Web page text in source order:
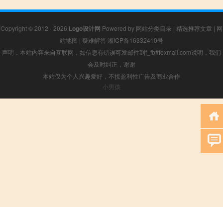
Copyright © 2012 - 2026 Logo设计网 Powered by 网站分类目录 | 精选推荐文章 | 网
站地图 | 疑难解答 湘ICP备16332410号
声明：本站内容来自互联网，如信息有错误可发邮件到f_fb#foxmail.com说明，我们
会及时纠正，谢谢
本站仅为个人兴趣爱好，不接盈利性广告及商业合作
小男孩